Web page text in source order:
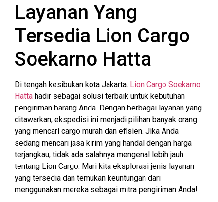
Layanan Yang
Tersedia Lion Cargo
Soekarno Hatta
Di tengah kesibukan kota Jakarta, Lion Cargo Soekarno
Hatta hadir sebagai solusi terbaik untuk kebutuhan
pengiriman barang Anda. Dengan berbagai layanan yang
ditawarkan, ekspedisi ini menjadi pilihan banyak orang
yang mencari cargo murah dan efisien. Jika Anda
sedang mencari jasa kirim yang handal dengan harga
terjangkau, tidak ada salahnya mengenal lebih jauh
tentang Lion Cargo. Mari kita eksplorasi jenis layanan
yang tersedia dan temukan keuntungan dari
menggunakan mereka sebagai mitra pengiriman Anda!